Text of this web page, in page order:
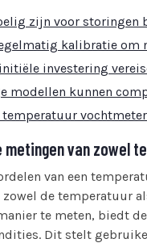
zijn voor
kalibratie om
investering
modellen kunnen
metingen van zowel
van een
zowel de temperatuur
te meten, biedt
Dit stelt